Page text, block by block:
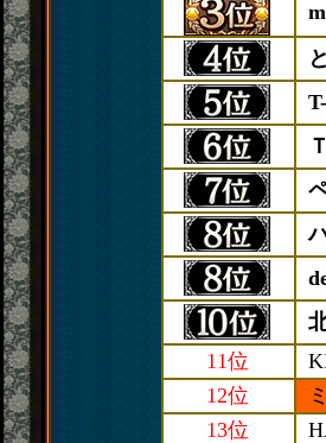
11位
12位
13位